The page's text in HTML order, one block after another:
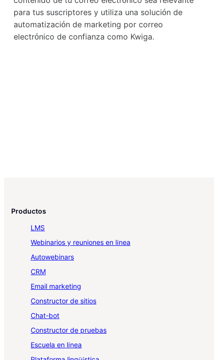
para tus suscriptores y utiliza una solución de
automatización de marketing por correo
electrónico de confianza como Kwiga.
Productos
LMS
Webinarios y reuniones en línea
Autowebinars
CRM
Email marketing
Constructor de sitios
Chat-bot
Constructor de pruebas
Escuela en línea